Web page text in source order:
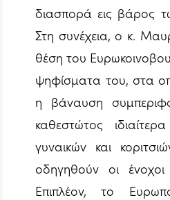
διασπορά εις βάρος
Στη συνέχεια, ο κ.
θέση του
ψηφίσματα του, στα
η βάναυση
καθεστώτος
γυναικών και
οδηγηθούν οι ένοχοι
Επιπλέον, το